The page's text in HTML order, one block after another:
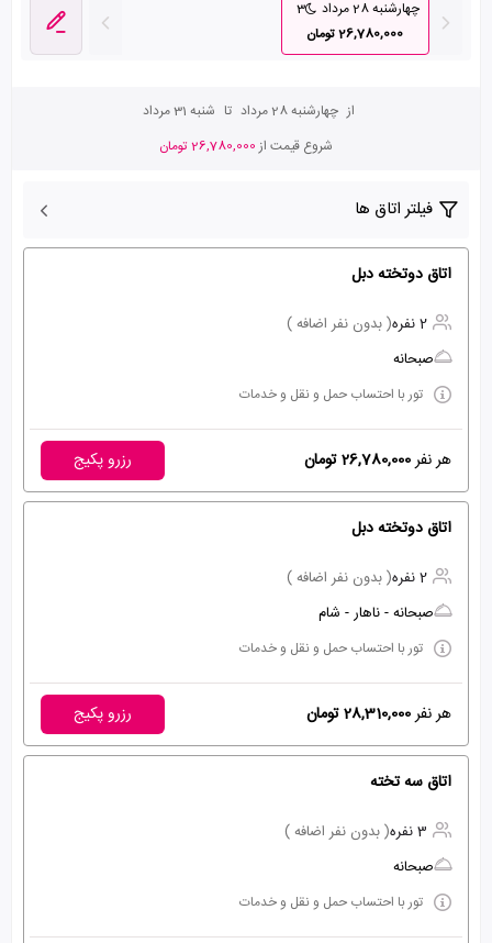
چهارشنبه 28 مرداد
3
26,780,000 تومان
از چهارشنبه 28 مرداد تا شنبه 31 مرداد
شروع قیمت از26,780,000 تومان
فیلتر اتاق ها
اتاق دوتخته دبل
2 نفره
( بدون نفر اضافه )
صبحانه
تور با احتساب حمل و نقل و خدمات
هر نفر26,780,000 تومان رزرو پکیج
اتاق دوتخته دبل
2 نفره
( بدون نفر اضافه )
صبحانه - ناهار - شام
تور با احتساب حمل و نقل و خدمات
هر نفر28,310,000 تومان رزرو پکیج
اتاق سه تخته
3 نفره
( بدون نفر اضافه )
صبحانه
تور با احتساب حمل و نقل و خدمات